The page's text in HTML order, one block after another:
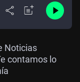
Noticias
contamos lo